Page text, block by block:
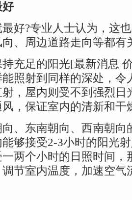
好
好?专业人士认为，这
、周边道路走向等都有
充足的阳光[最新消息
照射到同样的深处，令
，屋内则受不到强烈日
，保证室内的清新和干
、东南朝向、西南朝向
够接受2-3小时的阳光
两个小时的日照时间，
节室内温度，加速空气